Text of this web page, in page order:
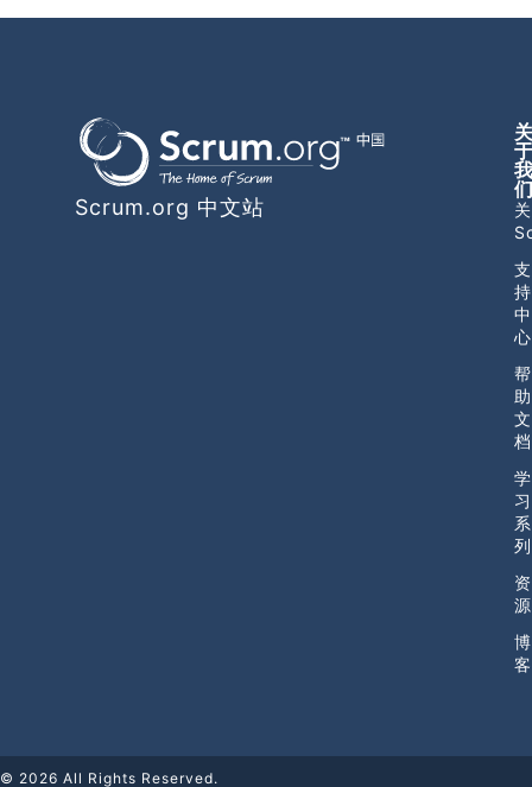
Scrum.org 中文站
支
持
中
心
帮
助
文
档
学
习
系
列
资
源
博
客
© 2026 All Rights Reserved.